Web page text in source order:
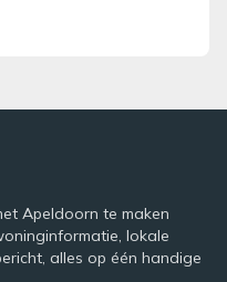
Apeldoorn te maken
lokale
alles op één handige